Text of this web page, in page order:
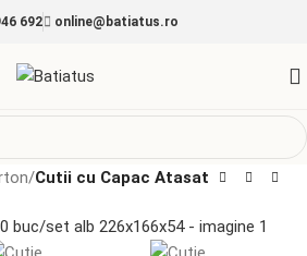
692 online@batiatus.ro
Cutii cu Capac Atasat